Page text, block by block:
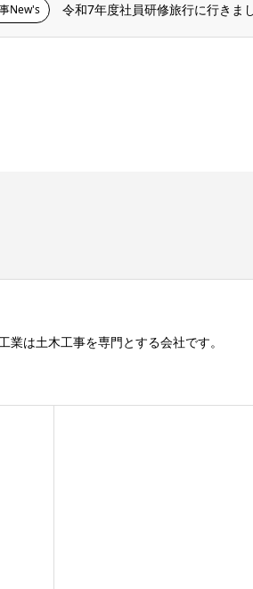
New's 令和7年度社員研修旅行に行きま
業は土木工事を専門とする会社です。